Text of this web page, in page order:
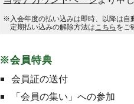
※入会年度の払い込みは即時、以降は自
定期払い込みの解除方法はこちら をご
※会員特典
会員証の送付
「会員の集い」への参加